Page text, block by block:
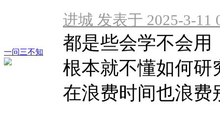
一问三不知
进城 发表于 2025-3-11
都是些会学不会用
根本就不懂如何研
在浪费时间也浪费